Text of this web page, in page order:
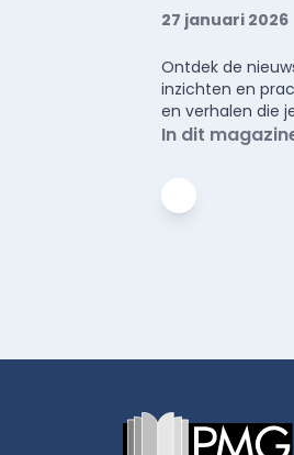
27 januari 2026
Ontdek de
inzichten en
en verhalen die
In dit